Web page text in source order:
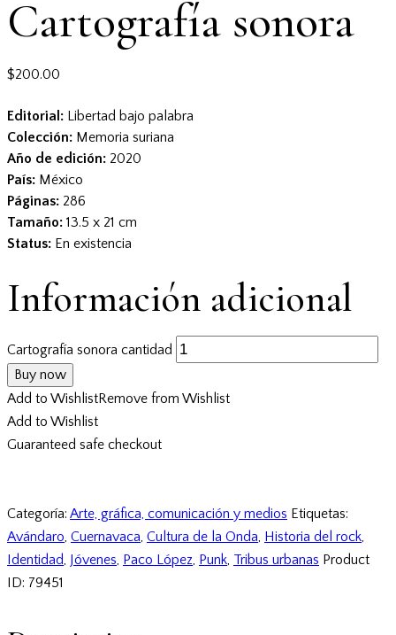
Cartografía sonora
$200.00
Editorial: Libertad bajo palabra
Colección: Memoria suriana
Año de edición: 2020
País: México
Páginas: 286
Tamaño: 13.5 x 21 cm
Status: En existencia
Información adicional
Cartografía sonora cantidad
Buy now
Add to WishlistRemove from Wishlist
Add to Wishlist
Guaranteed safe checkout
Categoría: Arte, gráfica, comunicación y medios Etiquetas:
Avándaro, Cuernavaca, Cultura de la Onda, Historia del rock,
Identidad, Jóvenes, Paco López, Punk, Tribus urbanas Product
ID: 79451